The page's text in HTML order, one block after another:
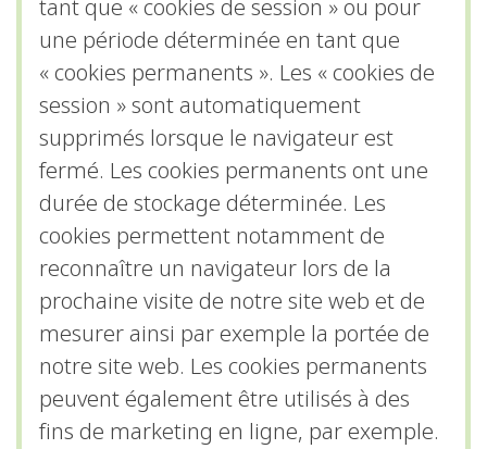
tant que « cookies de session » ou pour
une période déterminée en tant que
« cookies permanents ». Les « cookies de
session » sont automatiquement
supprimés lorsque le navigateur est
fermé. Les cookies permanents ont une
durée de stockage déterminée. Les
cookies permettent notamment de
reconnaître un navigateur lors de la
prochaine visite de notre site web et de
mesurer ainsi par exemple la portée de
notre site web. Les cookies permanents
peuvent également être utilisés à des
fins de marketing en ligne, par exemple.